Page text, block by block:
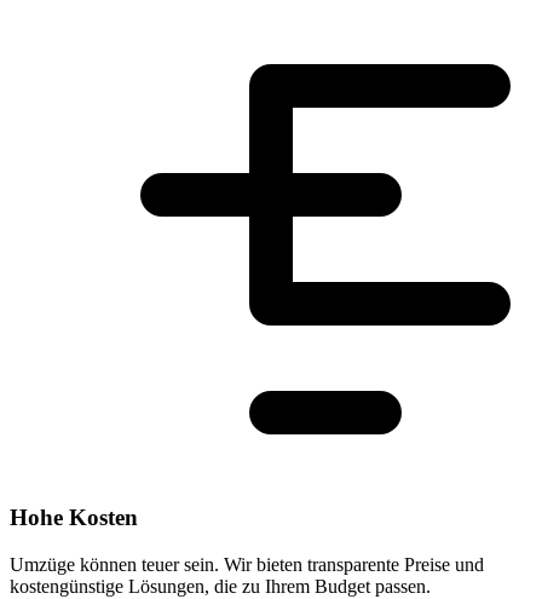
Hohe Kosten
Umzüge können teuer sein. Wir bieten transparente Preise und
kostengünstige Lösungen, die zu Ihrem Budget passen.